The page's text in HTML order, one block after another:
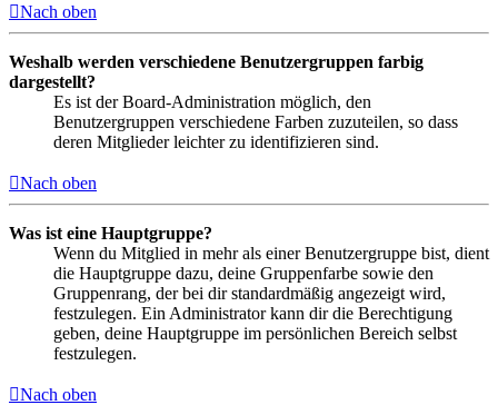
Nach oben
Weshalb werden verschiedene Benutzergruppen farbig
dargestellt?
Es ist der Board-Administration möglich, den
Benutzergruppen verschiedene Farben zuzuteilen, so dass
deren Mitglieder leichter zu identifizieren sind.
Nach oben
Was ist eine Hauptgruppe?
Wenn du Mitglied in mehr als einer Benutzergruppe bist, dient
die Hauptgruppe dazu, deine Gruppenfarbe sowie den
Gruppenrang, der bei dir standardmäßig angezeigt wird,
festzulegen. Ein Administrator kann dir die Berechtigung
geben, deine Hauptgruppe im persönlichen Bereich selbst
festzulegen.
Nach oben